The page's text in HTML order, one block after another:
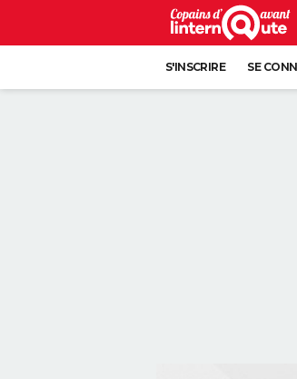
S'INSCRIRE SE